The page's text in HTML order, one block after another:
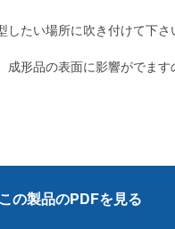
したい場所に吹き付けて下さ
成形品の表面に影響がでます
この製品のPDFを見る